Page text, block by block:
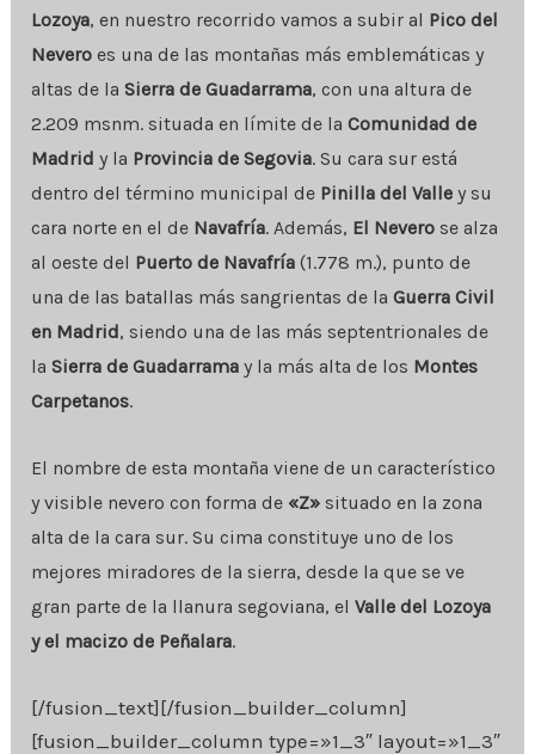
Lozoya, en nuestro recorrido vamos a subir al Pico del
Nevero es una de las montañas más emblemáticas y
altas de laSierra de Guadarrama, con una altura de
2.209 msnm. situada en límite de laComunidad de
Madrid y la Provincia de Segovia. Su cara sur está
dentro del término municipal de Pinilla del Valle y su
cara norte en el de Navafría. Además, El Nevero se alza
al oeste del Puerto de Navafría (1.778 m.), punto de
una de las batallas más sangrientas de laGuerra Civil
en Madrid, siendo una de las más septentrionales de
laSierra de Guadarrama y la más alta de los Montes
Carpetanos.
El nombre de esta montaña viene de un característico
y visible nevero con forma de «Z» situado en la zona
alta de la cara sur. Su cima constituye uno de los
mejores miradores de la sierra, desde la que se ve
gran parte de la llanura segoviana, elValle del Lozoya
y el macizo de Peñalara.
[/fusion_text][/fusion_builder_column]
[fusion_builder_column type=»1_3″ layout=»1_3″